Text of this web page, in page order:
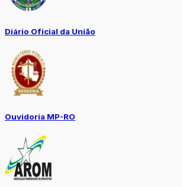
Diário Oficial da União
Ouvidoria MP-RO